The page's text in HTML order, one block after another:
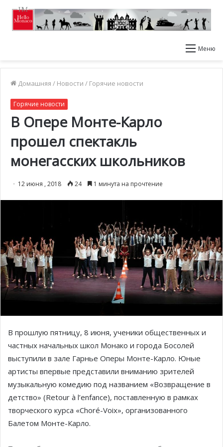
Меню
Домашняя / Новости / Горячие новости
Горячие новости
В Опере Монте-Карло
прошел спектакль
монегасских школьников
12 июня , 2018 24 1 минута на прочтение
В прошлую пятницу, 8 июня, ученики общественных и
частных начальных школ Монако и города Босолей
выступили в зале Гарнье Оперы Монте-Карло. Юные
артисты впервые представили вниманию зрителей
музыкальную комедию под названием «Возвращение в
детство» (Retour à l’enfance), поставленную в рамках
творческого курса «Choré-Voix», организованного
Балетом Монте-Карло.